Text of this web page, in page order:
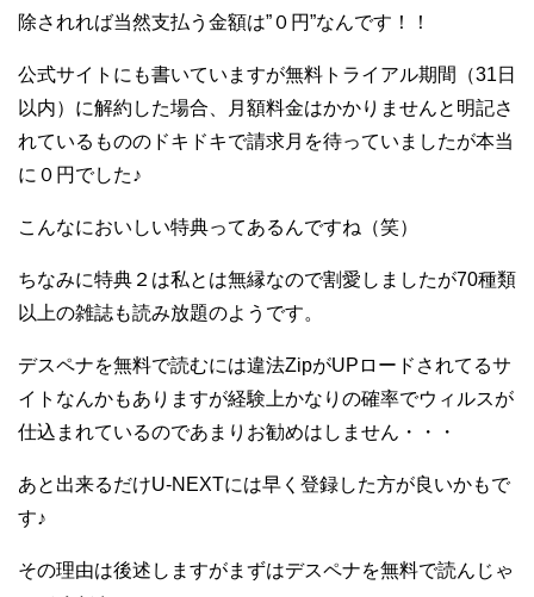
除されれば当然支払う金額は”０円”なんです！！
公式サイトにも書いていますが無料トライアル期間（31日
以内）に解約した場合、月額料金はかかりませんと明記さ
れているもののドキドキで請求月を待っていましたが本当
に０円でした♪
こんなにおいしい特典ってあるんですね（笑）
ちなみに特典２は私とは無縁なので割愛しましたが70種類
以上の雑誌も読み放題のようです。
デスペナを無料で読むには違法ZipがUPロードされてるサ
イトなんかもありますが経験上かなりの確率でウィルスが
仕込まれているのであまりお勧めはしません・・・
あと出来るだけU-NEXTには早く登録した方が良いかもで
す♪
その理由は後述しますがまずはデスペナを無料で読んじゃ